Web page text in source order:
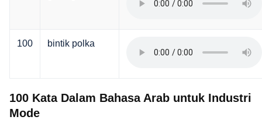
100 bintik polka
100 Kata Dalam Bahasa Arab untuk Industri
Mode